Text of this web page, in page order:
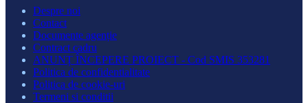
Despre noi
Contact
Documente agenție
Contract cadru
ANUNȚ ÎNCEPERE PROIECT - Cod SMIS 353281
Politica de confidentialitate
Politica de cookie-uri
Termeni si conditii